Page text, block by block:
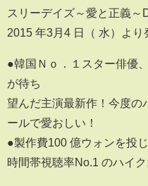
スリーデイズ～愛と正義～
2015 年3月4 日（ 水）より
●韓国Ｎｏ．１スター俳優
が待ち
望んだ主演最新作！今度の
ールで愛おしい！
●製作費100 億ウォンを投
時間帯視聴率No.1 のハイ